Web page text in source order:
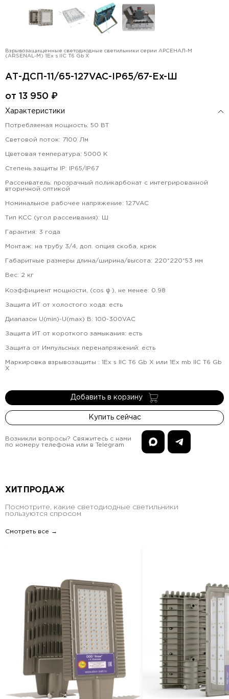
Взрывозащищенные светодиодные светильники серии АРСЕНАЛ-М
(ARSENAL-M) 1Ex s IIC T6 Gb X
АТ-ДСП-11/65-127VAC-IP65/67-Ex-Ш
от 13 950 ₽
Характеристики
Потребляемая мощность: 50 ВТ
Световой поток: 7100 Лм
Цветовая температура: 5000 К
Степень защиты IP: IP65/IP67
Рассеиватель: прозрачный поликарбонат с интегрированной
вторичной оптикой
Номинальное рабочее напряжение: 127VAC
Тип КСС (угол рассеивания):
Гарантия: 3 года
Монтаж: на трубу 3/4, доп. опция скоба, крюк
Габаритные размеры длина/ширина/высота: 220*220*53 мм
Вес: 2 кг
Коэффициент мощности, (cos φ ), не менее: 0.98
Защита ИТ от холостого хода: есть
Диапазон U(min)-U(max) В: 100-300VAC
Защита ИТ от короткого замыкания: есть
Защита от Импульсных перенапряжений: есть
Маркировка взрывозащиты : 1Ex s IIC T6 Gb X или 1Ex mb IIC T6 Gb
X
Добавить в корзину
Купить сейчас
Возникли вопросы? Свяжитесь с нами
по номеру телефона или в Telegram
ХИТ ПРОДАЖ
Посмотрите, какие светодиодные светильники
пользуются спросом
Смотреть все →